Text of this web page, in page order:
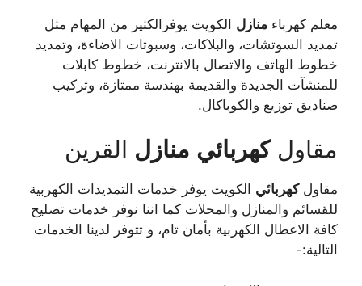
معلم كهرباء منازل الكويت يوفرالكثير من المهام مثل
تمديد السوتشات، والبلاكات، وسبوتات الاضاءة، وتمديد
خطوط الهاتف والاتصال بالانترنت، خطوط كابلات
للمنشآت الجديدة والقديمة بهندسة ممتازة، وتركيب
صناديق توزيع والكوباكال.
مقاولكهربائي منازل القرين
مقاولكهربائي الكويت يوفر خدمات التمديدات الكهربية
للقسائم والمنازل والمحلات كما اننا نوفر خدمات تصليح
كافة الاعطال الكهربية بأمان تام، و تتوفر لدينا الخدمات
التالية:-